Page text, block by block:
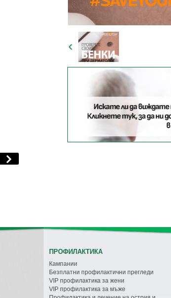
ПРОФИЛАКТИКА
Кампании
Безплатни профилактични прегледи
VIP профилактика за жени
VIP профилактика за мъже